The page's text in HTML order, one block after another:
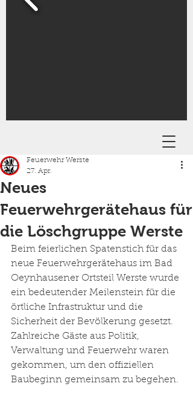
Neues
Feuerwehrgerätehaus für
die Löschgruppe Werste
Feuerwehr Werste
27. Apr.
Beim feierlichen Spatenstich für das
neue Feuerwehrgerätehaus im Bad
Oeynhausener Ortsteil Werste wurde
ein bedeutender Meilenstein für die
örtliche Infrastruktur und die
Sicherheit der Bevölkerung gesetzt.
Zahlreiche Gäste aus Politik,
Verwaltung und Feuerwehr waren
gekommen, um den offiziellen
Baubeginn gemeinsam zu begehen.